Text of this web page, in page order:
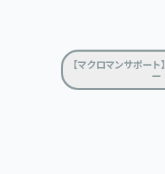
【マクロマンサポー
ー